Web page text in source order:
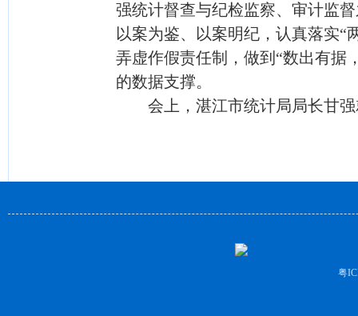
强统计督查与纪检监察、审计监
以案为鉴、以案明纪，认真落实“
弄虚作假责任制，做到“数出有据
的数据支撑。
会上，湛江市统计局局长甘强
粤